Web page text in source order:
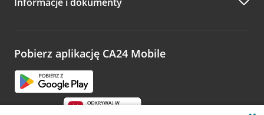
Zachęcamy do podzielenia się z nami opinią o wizycie.
opinie.
Pobierz aplikację CA24 Mobile